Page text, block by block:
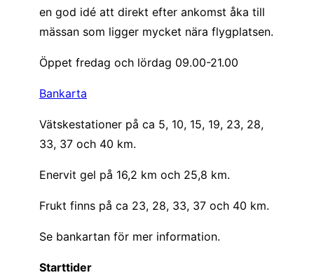
en god idé att direkt efter ankomst åka till
mässan som ligger mycket nära flygplatsen.
Öppet fredag och lördag 09.00-21.00
Bankarta
Vätskestationer på ca 5, 10, 15, 19, 23, 28,
33, 37 och 40 km.
Enervit gel på 16,2 km och 25,8 km.
Frukt finns på ca 23, 28, 33, 37 och 40 km.
Se bankartan för mer information.
Starttider